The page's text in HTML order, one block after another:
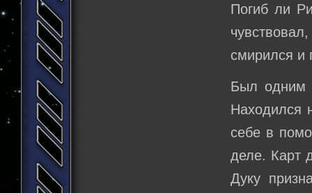
Погиб ли
смирился и
Был одним
Находился
себе в
деле. Карт
Дуку